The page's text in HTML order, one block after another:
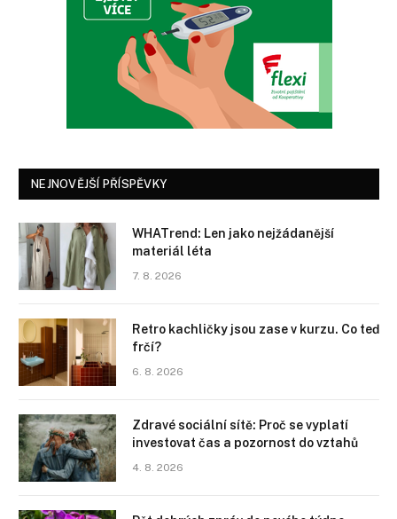
NEJNOVĚJŠÍ PŘÍSPĚVKY
WHATrend: Len jako nejžádanější
materiál léta
7. 8. 2026
Retro kachličky jsou zase v kurzu. Co teď
frčí?
6. 8. 2026
Zdravé sociální sítě: Proč se vyplatí
investovat čas a pozornost do vztahů
4. 8. 2026